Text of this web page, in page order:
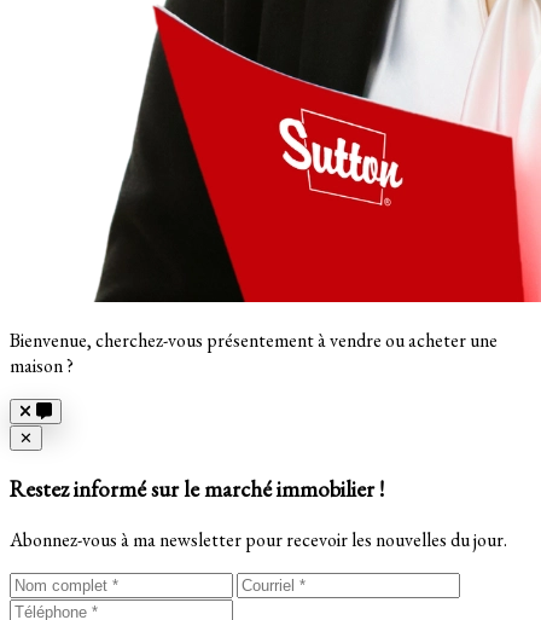
Bienvenue, cherchez-vous présentement à vendre ou acheter une
maison ?
Close
✕
Restez informé sur le marché immobilier !
Abonnez-vous à ma newsletter pour recevoir les nouvelles du jour.